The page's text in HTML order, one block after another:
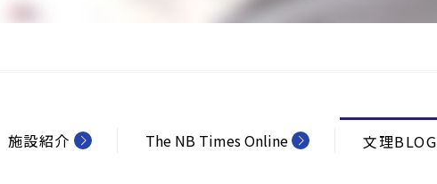
施設紹介 The NB Times Online 文理BLOG